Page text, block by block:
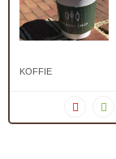
KOFFIE